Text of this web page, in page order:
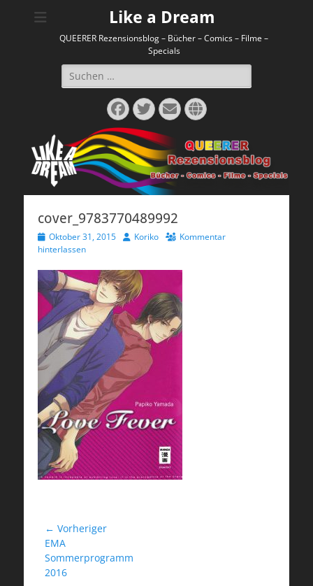
Like a Dream
QUEERER Rezensionsblog – Bücher – Comics – Filme –
Specials
Suchen
nach:
Facebook
Twitter
E-
Mail
Website
cover_9783770489992
Veröffentlicht
am
Oktober 31, 2015 AutorKoriko
Kommentar
hinterlassen
Beitragsnavigation
← Vorheriger
Vorheriger
Beitrag:
EMA
Sommerprogramm
2016